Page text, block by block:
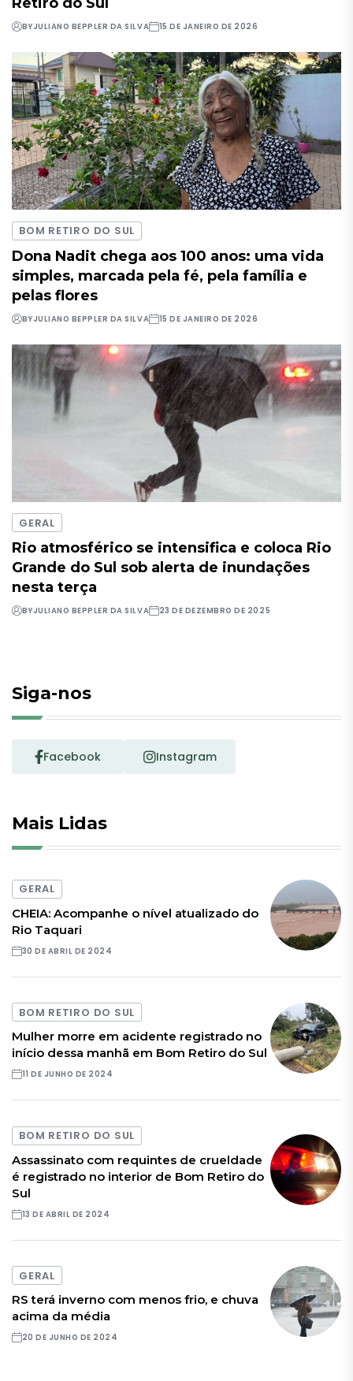
BYJULIANO BEPPLER DA SILVA 15 DE JANEIRO DE 2026
BOM RETIRO DO SUL
Dona Nadit chega aos 100 anos: uma vida
simples, marcada pela fé, pela família e
pelas flores
BYJULIANO BEPPLER DA SILVA 15 DE JANEIRO DE 2026
GERAL
Rio atmosférico se intensifica e coloca Rio
Grande do Sul sob alerta de inundações
nesta terça
BYJULIANO BEPPLER DA SILVA 23 DE DEZEMBRO DE 2025
Siga-nos
Facebook Instagram
Mais Lidas
GERAL
CHEIA: Acompanhe o nível atualizado do
Rio Taquari
30 DE ABRIL DE 2024
BOM RETIRO DO SUL
Mulher morre em acidente registrado no
início dessa manhã em Bom Retiro do Sul
11 DE JUNHO DE 2024
BOM RETIRO DO SUL
Assassinato com requintes de crueldade
é registrado no interior de Bom Retiro do
Sul
13 DE ABRIL DE 2024
GERAL
RS terá inverno com menos frio, e chuva
acima da média
20 DE JUNHO DE 2024